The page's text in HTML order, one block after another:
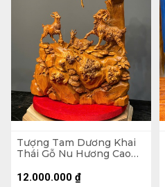
Tượng Tam Dương Khai
Thái Gỗ Nu Hương Cao
12.000.000 ₫